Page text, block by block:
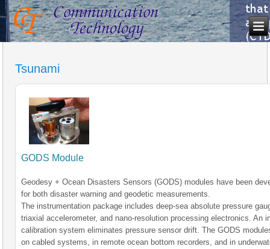
Tsunami
GODS Module
Geodesy + Ocean Disasters Sensors (GODS) modules have been
for both disaster warning and geodetic measurements.
The instrumentation package includes deep-sea absolute pressure
triaxial accelerometer, and nano-resolution processing electronics. An
calibration system eliminates pressure sensor drift. The GODS
on cabled systems, in remote ocean bottom recorders, and in